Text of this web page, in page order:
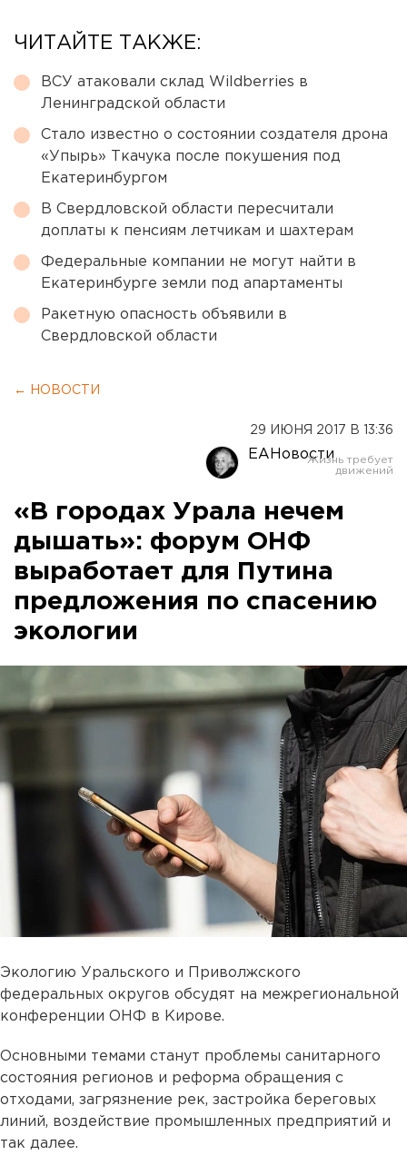
ЧИТАЙТЕ ТАКЖЕ:
ВСУ атаковали склад Wildberries в
Ленинградской области
Стало известно о состоянии создателя дрона
«Упырь» Ткачука после покушения под
Екатеринбургом
В Свердловской области пересчитали
доплаты к пенсиям летчикам и шахтерам
Федеральные компании не могут найти в
Екатеринбурге земли под апартаменты
Ракетную опасность объявили в
Свердловской области
← НОВОСТИ
29 ИЮНЯ 2017 В 13:36
ЕАНовости
«В городах Урала нечем
дышать»: форум ОНФ
выработает для Путина
предложения по спасению
экологии
Экологию Уральского и Приволжского
федеральных округов обсудят на межрегиональной
конференции ОНФ в Кирове.
Основными темами станут проблемы санитарного
состояния регионов и реформа обращения с
отходами, загрязнение рек, застройка береговых
линий, воздействие промышленных предприятий и
так далее.